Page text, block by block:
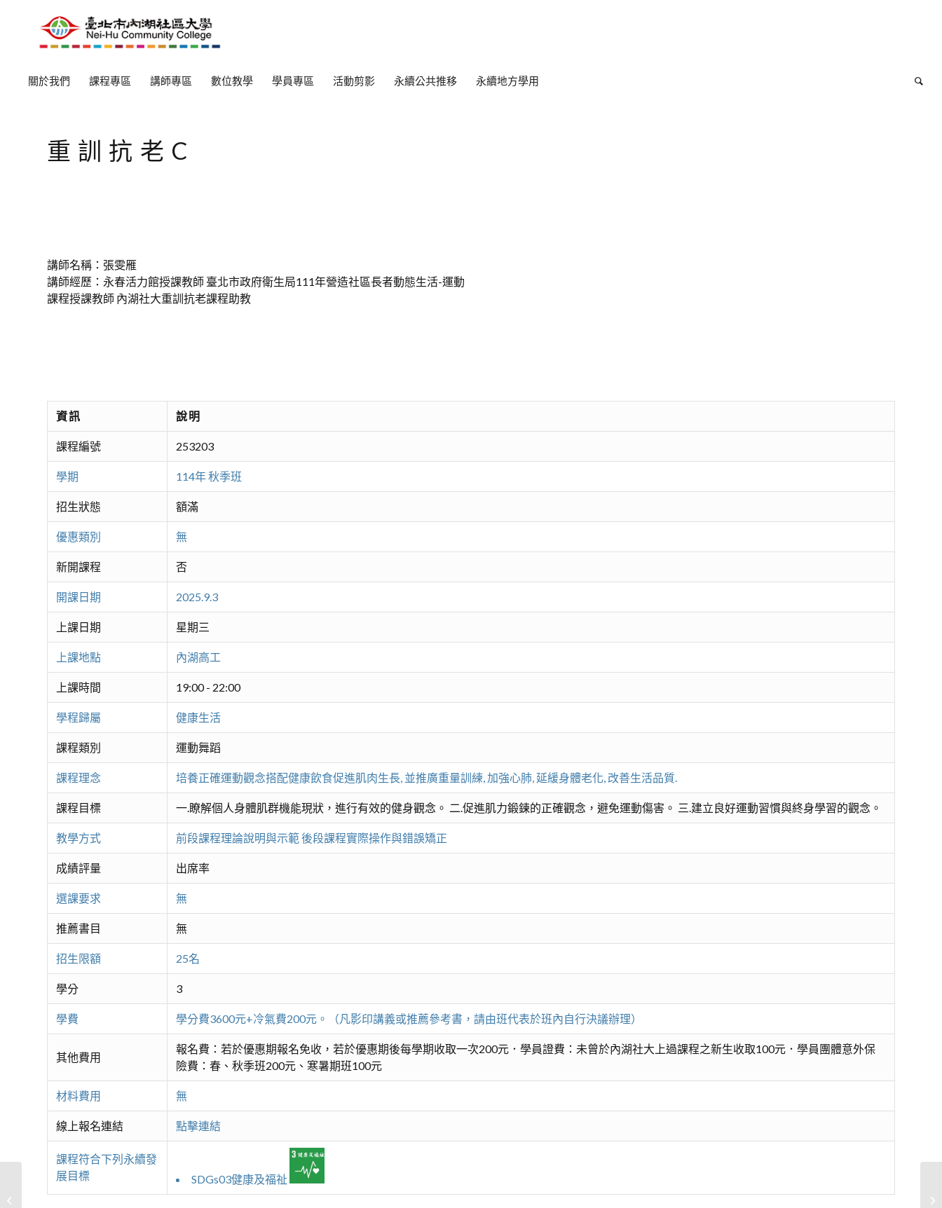
關於我們 課程專區 講師專區 數位教學 學員專區 活動剪影 永續公共推移 永續地方學用
重訓抗老C
講師名稱：張雯雁
講師經歷：永春活力館授課教師 臺北市政府衛生局111年營造社區長者動態生活-運動
課程授課教師 內湖社大重訓抗老課程助教
資訊 說明
課程編號 253203
學期 114年 秋季班
招生狀態 額滿
優惠類別 無
新開課程 否
開課日期 2025.9.3
上課日期 星期三
上課地點 內湖高工
上課時間 19:00 - 22:00
學程歸屬 健康生活
課程類別 運動舞蹈
課程理念 培養正確運動觀念搭配健康飲食促進肌肉生長, 並推廣重量訓練, 加強心肺, 延緩身體老化, 改善生活品質.
課程目標 一.瞭解個人身體肌群機能現狀，進行有效的健身觀念。 二.促進肌力鍛鍊的正確觀念，避免運動傷害。 三.建立良好運動習慣與終身學習的觀念。
教學方式 前段課程理論說明與示範 後段課程實際操作與錯誤矯正
成績評量 出席率
選課要求 無
推薦書目 無
招生限額 25名
學分 3
學費 學分費3600元+冷氣費200元。（凡影印講義或推薦參考書，請由班代表於班內自行決議辦理）
其他費用
報名費：若於優惠期報名免收，若於優惠期後每學期收取一次200元．學員證費：未曾於內湖社大上過課程之新生收取100元．學員團體意外保
險費：春、秋季班200元、寒暑期班100元
材料費用 無
線上報名連結 點擊連結
課程符合下列永續發
展目標
SDGs03健康及福祉